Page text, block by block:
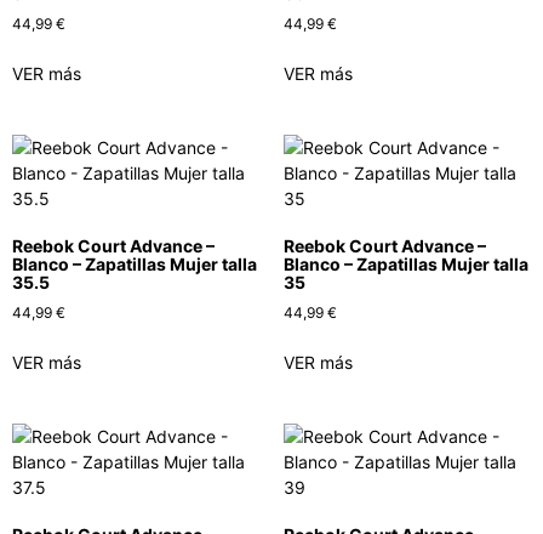
44,99 €
VER más
44,99 €
VER más
Reebok Court Advance –
Blanco – Zapatillas Mujer talla
35.5
44,99 €
VER más
Reebok Court Advance –
Blanco – Zapatillas Mujer talla
35
44,99 €
VER más